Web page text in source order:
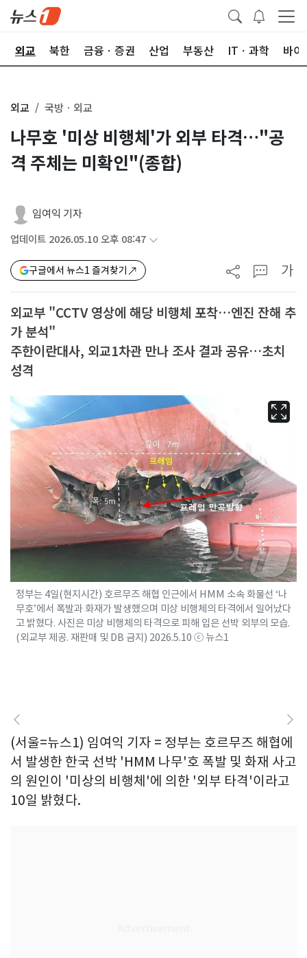
외교 북한 금융ㆍ증권 산업 부동산 ITㆍ과학 바이
외교 국방ㆍ외교
나무호 '미상 비행체'가 외부 타격…"공
격 주체는 미확인"(종합)
임여익 기자
업데이트 2026.05.10 오후 08:47
구글에서 뉴스1 즐겨찾기 가
외교부 "CCTV 영상에 해당 비행체 포착…엔진 잔해 추
가 분석"
주한이란대사, 외교1차관 만나 조사 결과 공유…초치
성격
정부는 4일(현지시간) 호르무즈 해협 인근에서 HMM 소속 화물선 ‘나
무호’에서 폭발과 화재가 발생했으며 미상 비행체의 타격에서 일어났다
고 밝혔다. 사진은 미상 비행체의 타격으로 피해 입은 선박 외부의 모습.
(외교부 제공. 재판매 및 DB 금지) 2026.5.10 ⓒ 뉴스1
(서울=뉴스1) 임여익 기자 = 정부는 호르무즈 해협에
서 발생한 한국 선박 'HMM 나무'호 폭발 및 화재 사고
의 원인이 '미상의 비행체'에 의한 '외부 타격'이라고
10일 밝혔다.